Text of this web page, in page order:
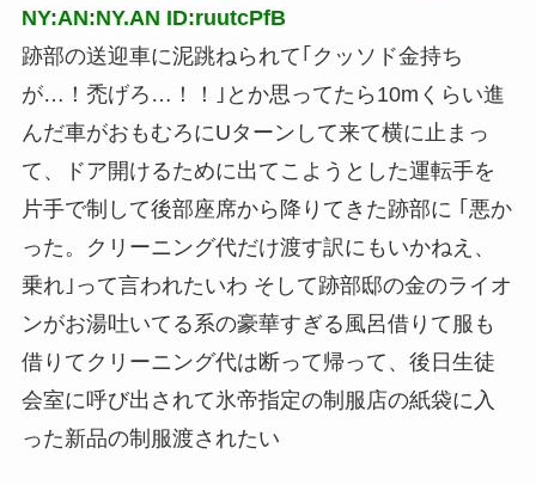
NY:AN:NY.AN ID:ruutcPfB
跡部の送迎車に泥跳ねられて｢クッソド金持ち
が…！禿げろ…！！｣とか思ってたら10mくらい進
んだ車がおもむろにUターンして来て横に止まっ
て、ドア開けるために出てこようとした運転手を
片手で制して後部座席から降りてきた跡部に ｢悪か
った。クリーニング代だけ渡す訳にもいかねえ、
乗れ｣って言われたいわ そして跡部邸の金のライオ
ンがお湯吐いてる系の豪華すぎる風呂借りて服も
借りてクリーニング代は断って帰って、後日生徒
会室に呼び出されて氷帝指定の制服店の紙袋に入
った新品の制服渡されたい